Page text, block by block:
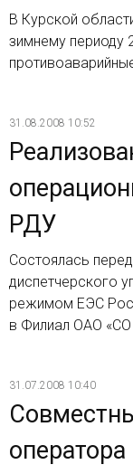
В Курской
зимнему периоду
31.08.2008 10:52
РДУ
Состоялась
диспетчерского
режимом ЕЭС
в Филиал ОАО
31.07.2008 10:40